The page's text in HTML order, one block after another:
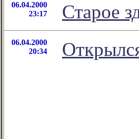
06.04.2000
23:17
Старое
06.04.2000
20:34